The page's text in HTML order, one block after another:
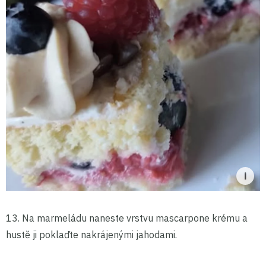
13. Na marmeládu naneste vrstvu mascarpone krému a
hustě ji poklaďte nakrájenými jahodami.